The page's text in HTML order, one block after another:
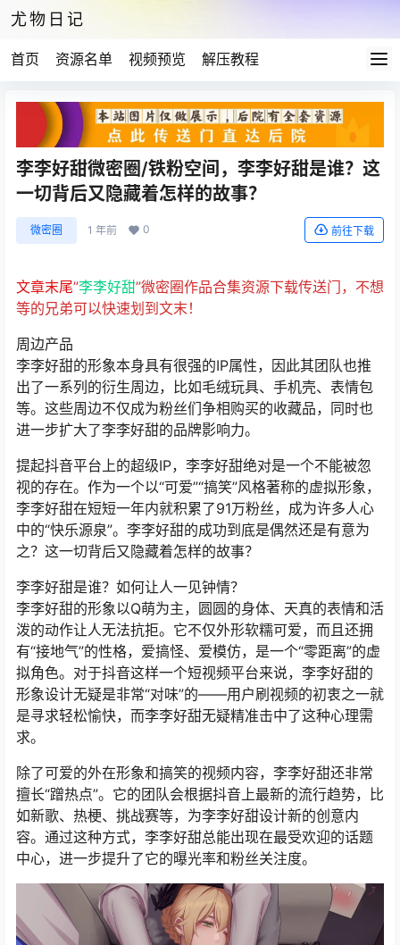
尤物日记
首页 资源名单 视频预览 解压教程
李李好甜微密圈/铁粉空间，李李好甜是谁？这
一切背后又隐藏着怎样的故事？
微密圈 1 年前 0 前往下载
文章末尾”李李好甜”微密圈作品合集资源下载传送门，不想
等的兄弟可以快速划到文末！
周边产品
李李好甜的形象本身具有很强的IP属性，因此其团队也推
出了一系列的衍生周边，比如毛绒玩具、手机壳、表情包
等。这些周边不仅成为粉丝们争相购买的收藏品，同时也
进一步扩大了李李好甜的品牌影响力。
提起抖音平台上的超级IP，李李好甜绝对是一个不能被忽
视的存在。作为一个以“可爱”“搞笑”风格著称的虚拟形象，
李李好甜在短短一年内就积累了91万粉丝，成为许多人心
中的“快乐源泉”。李李好甜的成功到底是偶然还是有意为
之？这一切背后又隐藏着怎样的故事？
李李好甜是谁？如何让人一见钟情？
李李好甜的形象以Q萌为主，圆圆的身体、天真的表情和活
泼的动作让人无法抗拒。它不仅外形软糯可爱，而且还拥
有“接地气”的性格，爱搞怪、爱模仿，是一个“零距离”的虚
拟角色。对于抖音这样一个短视频平台来说，李李好甜的
形象设计无疑是非常“对味”的——用户刷视频的初衷之一就
是寻求轻松愉快，而李李好甜无疑精准击中了这种心理需
求。
除了可爱的外在形象和搞笑的视频内容，李李好甜还非常
擅长“蹭热点”。它的团队会根据抖音上最新的流行趋势，比
如新歌、热梗、挑战赛等，为李李好甜设计新的创意内
容。通过这种方式，李李好甜总能出现在最受欢迎的话题
中心，进一步提升了它的曝光率和粉丝关注度。